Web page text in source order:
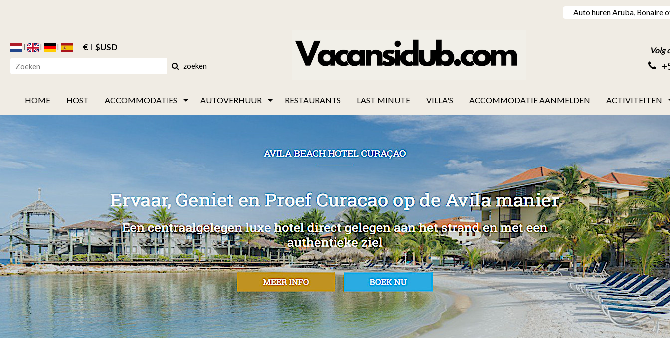
Auto huren Aruba, Bonaire
€ $USD
zoeken
Volg
HOME HOST ACCOMMODATIES AUTOVERHUUR RESTAURANTS LAST MINUTE VILLA'S ACCOMMODATIE AANMELDEN ACTIVITEITEN